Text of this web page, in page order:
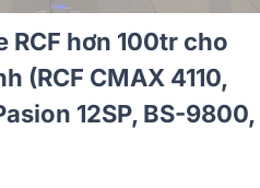
RCF hơn 100tr cho
(RCF CMAX 4110,
12SP, BS-9800,